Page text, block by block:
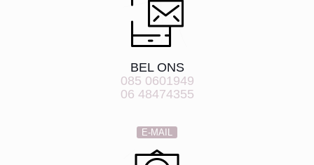
BEL ONS
085 0601949
06 48474355
E-MAIL